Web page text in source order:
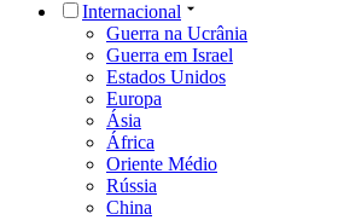
Internacional
Guerra na Ucrânia
Guerra em Israel
Estados Unidos
Europa
Ásia
África
Oriente Médio
Rússia
China